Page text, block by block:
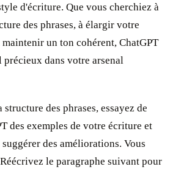
d'écriture. Que vous cherchiez à
des phrases, à élargir votre
un ton cohérent, ChatGPT
dans votre arsenal
des phrases, essayez de
des exemples de votre écriture et
des améliorations. Vous
le paragraphe suivant pour